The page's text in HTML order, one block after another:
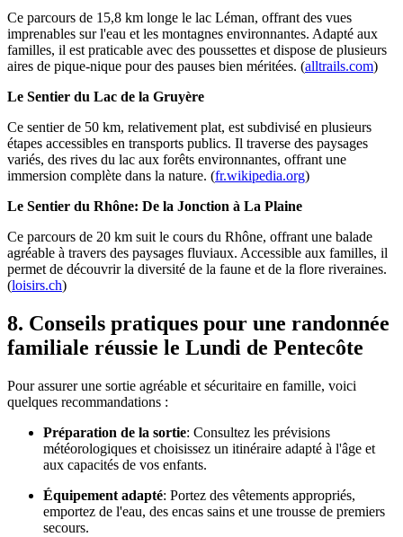
Ce parcours de 15,8 km longe le lac Léman, offrant des vues
imprenables sur l'eau et les montagnes environnantes. Adapté aux
familles, il est praticable avec des poussettes et dispose de plusieurs
aires de pique-nique pour des pauses bien méritées. (alltrails.com)
Le Sentier du Lac de la Gruyère
Ce sentier de 50 km, relativement plat, est subdivisé en plusieurs
étapes accessibles en transports publics. Il traverse des paysages
variés, des rives du lac aux forêts environnantes, offrant une
immersion complète dans la nature. (fr.wikipedia.org)
Le Sentier du Rhône: De la Jonction à La Plaine
Ce parcours de 20 km suit le cours du Rhône, offrant une balade
agréable à travers des paysages fluviaux. Accessible aux familles, il
permet de découvrir la diversité de la faune et de la flore riveraines.
(loisirs.ch)
8. Conseils pratiques pour une randonnée
familiale réussie le Lundi de Pentecôte
Pour assurer une sortie agréable et sécuritaire en famille, voici
quelques recommandations :
Préparation de la sortie: Consultez les prévisions
météorologiques et choisissez un itinéraire adapté à l'âge et
aux capacités de vos enfants.
Équipement adapté: Portez des vêtements appropriés,
emportez de l'eau, des encas sains et une trousse de premiers
secours.